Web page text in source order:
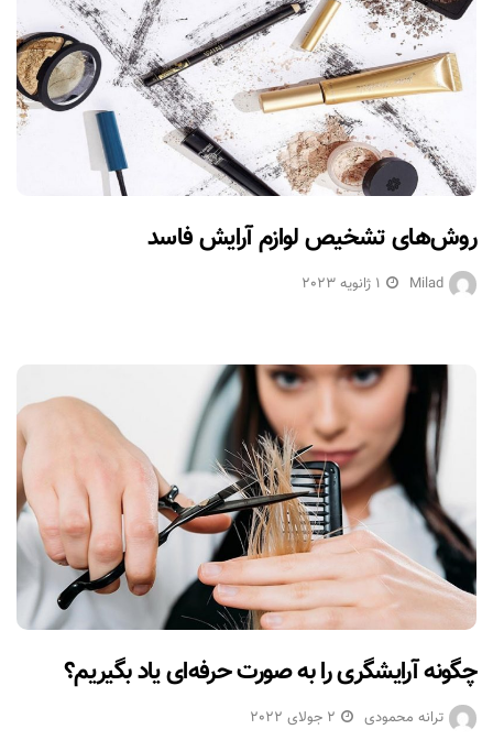
روش‌های تشخیص لوازم آرایش فاسد
Milad 1 ژانویه 2023
چگونه آرایشگری را به صورت حرفه‌ای یاد بگیریم؟
ترانه محمودی 2 جولای 2022